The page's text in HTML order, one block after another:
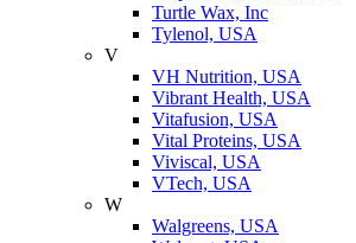
Turtle Wax, Inc
Tylenol, USA
V
VH Nutrition, USA
Vibrant Health, USA
Vitafusion, USA
Vital Proteins, USA
Viviscal, USA
VTech, USA
W
Walgreens, USA